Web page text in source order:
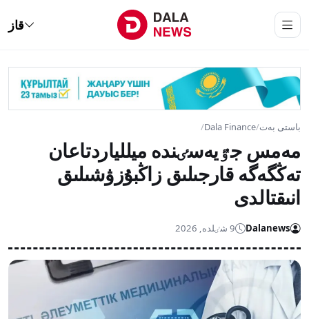
قاز
باستى بەت/
Dala Finance
/
مەمس جٷيەسٸندە ميللياردتاعان
تەڭگەگە قارجىلىق زاڭبۇزۋشىلىق
انىقتالدى
Dalanews 9 شٸلدە, 2026